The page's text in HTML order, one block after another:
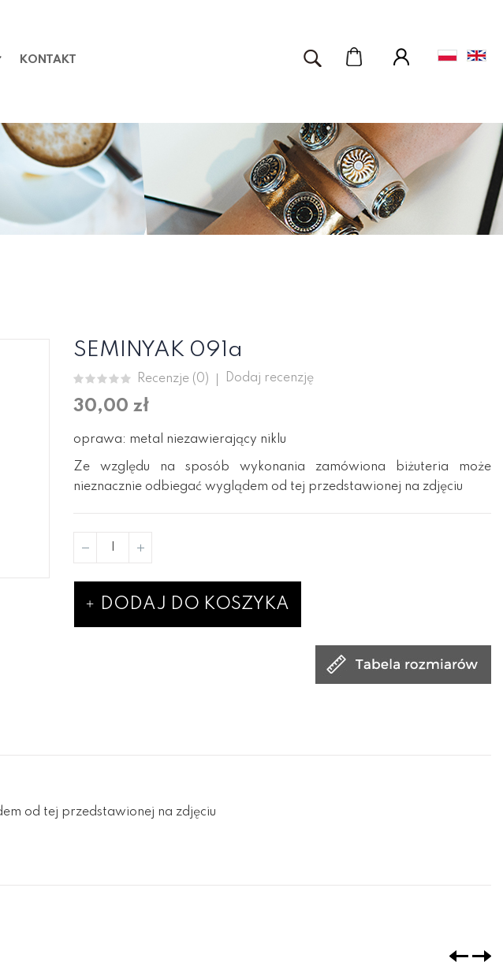
KONTAKT
SEMINYAK 091a
Recenzje (0) Dodaj recenzję
30,00 zł
oprawa: metal niezawierający niklu
Ze względu na sposób wykonania zamówiona biżuteria może
nieznacznie odbiegać wyglądem od tej przedstawionej na zdjęciu
DODAJ DO KOSZYKA
od tej przedstawionej na zdjęciu